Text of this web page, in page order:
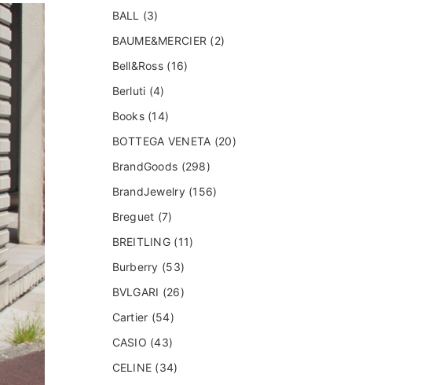
BALL (3)
BAUME&MERCIER (2)
Bell&Ross (16)
Berluti (4)
Books (14)
BOTTEGA VENETA (20)
BrandGoods (298)
BrandJewelry (156)
Breguet (7)
BREITLING (11)
Burberry (53)
BVLGARI (26)
Cartier (54)
CASIO (43)
CELINE (34)